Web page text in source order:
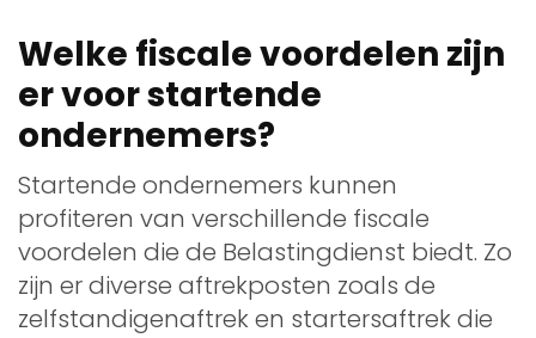
Welke fiscale voordelen zijn
er voor startende
ondernemers?
Startende ondernemers kunnen
profiteren van verschillende fiscale
voordelen die de Belastingdienst biedt. Zo
zijn er diverse aftrekposten zoals de
zelfstandigenaftrek en startersaftrek die